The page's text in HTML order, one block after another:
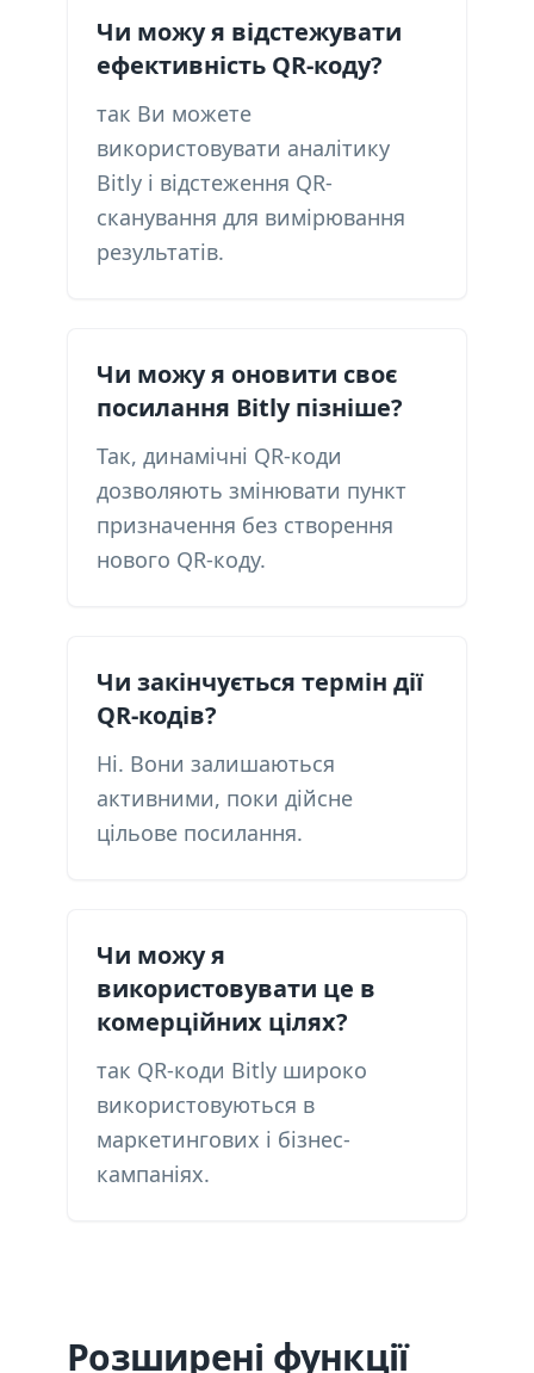
Чи можу я відстежувати
ефективність QR-коду?
так Ви можете
використовувати аналітику
Bitly і відстеження QR-
сканування для вимірювання
результатів.
Чи можу я оновити своє
посилання Bitly пізніше?
Так, динамічні QR-коди
дозволяють змінювати пункт
призначення без створення
нового QR-коду.
Чи закінчується термін дії
QR-кодів?
Ні. Вони залишаються
активними, поки дійсне
цільове посилання.
Чи можу я
використовувати це в
комерційних цілях?
так QR-коди Bitly широко
використовуються в
маркетингових і бізнес-
кампаніях.
Розширені функції